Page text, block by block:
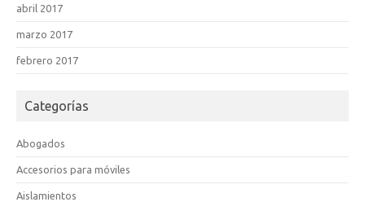
abril 2017
marzo 2017
febrero 2017
Categorías
Abogados
Accesorios para móviles
Aislamientos